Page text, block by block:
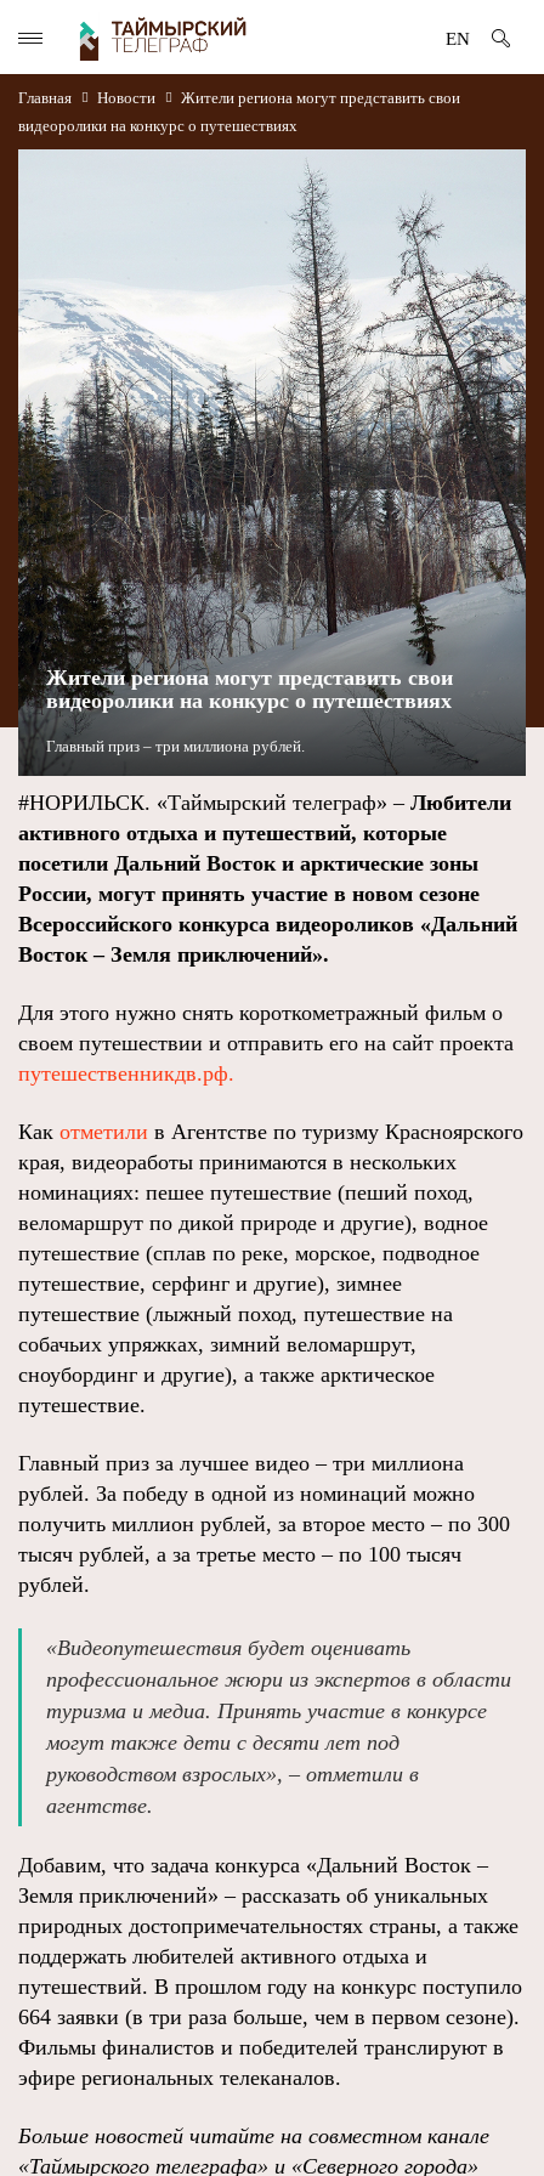
EN
Главная Новости
Жители региона могут представить свои
видеоролики на конкурс о путешествиях
Жители региона могут представить свои
видеоролики на конкурс о путешествиях
Главный приз – три миллиона рублей.
#НОРИЛЬСК. «Таймырский телеграф» – Любители
активного отдыха и путешествий, которые
посетили Дальний Восток и арктические зоны
России, могут принять участие в новом сезоне
Всероссийского конкурса видеороликов «Дальний
Восток – Земля приключений».
Для этого нужно снять короткометражный фильм о
своем путешествии и отправить его на сайт проекта
путешественникдв.рф.
Как отметили в Агентстве по туризму Красноярского
края, видеоработы принимаются в нескольких
номинациях: пешее путешествие (пеший поход,
веломаршрут по дикой природе и другие), водное
путешествие (сплав по реке, морское, подводное
путешествие, серфинг и другие), зимнее
путешествие (лыжный поход, путешествие на
собачьих упряжках, зимний веломаршрут,
сноубординг и другие), а также арктическое
путешествие.
Главный приз за лучшее видео – три миллиона
рублей. За победу в одной из номинаций можно
получить миллион рублей, за второе место – по 300
тысяч рублей, а за третье место – по 100 тысяч
рублей.
«Видеопутешествия будет оценивать
профессиональное жюри из экспертов в области
туризма и медиа. Принять участие в конкурсе
могут также дети с десяти лет под
руководством взрослых», – отметили в
агентстве.
Добавим, что задача конкурса «Дальний Восток –
Земля приключений» – рассказать об уникальных
природных достопримечательностях страны, а также
поддержать любителей активного отдыха и
путешествий. В прошлом году на конкурс поступило
664 заявки (в три раза больше, чем в первом сезоне).
Фильмы финалистов и победителей транслируют в
эфире региональных телеканалов.
Больше новостей читайте на совместном канале
«Таймырского телеграфа» и «Северного города»